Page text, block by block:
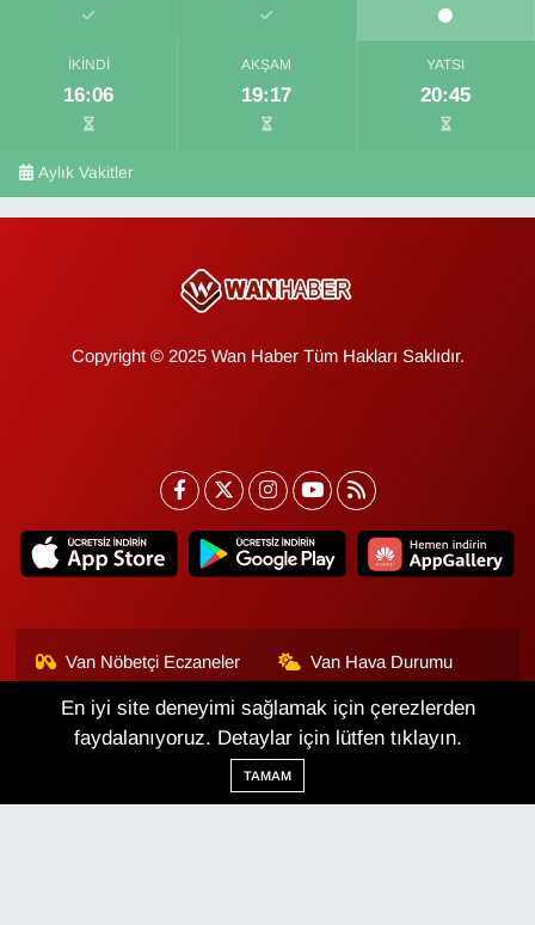
İKINDI
16:06
AKŞAM
19:17
YATSI
20:45
Aylık Vakitler
Copyright © 2025 Wan Haber Tüm Hakları Saklıdır.
Van Nöbetçi Eczaneler Van Hava Durumu
Van Namaz Vakitleri
Van Trafik Yoğunluk
Haritası
Puan Durumu ve Fikstür
En iyi site deneyimi sağlamak için çerezlerden
faydalanıyoruz. Detaylar için lütfen tıklayın.
TAMAM